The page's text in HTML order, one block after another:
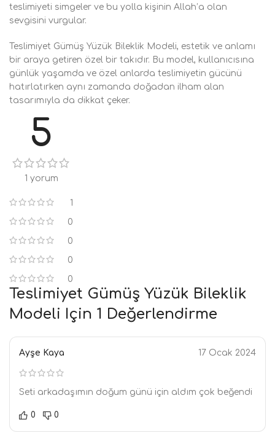
teslimiyeti simgeler ve bu yolla kişinin Allah’a olan
sevgisini vurgular.
Teslimiyet Gümüş Yüzük Bileklik Modeli, estetik ve anlamı
bir araya getiren özel bir takıdır. Bu model, kullanıcısına
günlük yaşamda ve özel anlarda teslimiyetin gücünü
hatırlatırken aynı zamanda doğadan ilham alan
tasarımıyla da dikkat çeker.
5
1 yorum
1
0
0
0
0
Teslimiyet Gümüş Yüzük Bileklik
Modeli Için 1 Değerlendirme
Ayşe Kaya 17 Ocak 2024
Seti arkadaşımın doğum günü için aldım çok beğendi
0 0